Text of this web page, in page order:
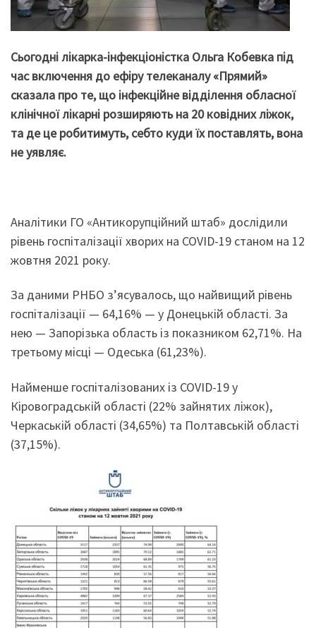
Сьогоднілікарка-інфекціоністка Ольга Кобевка під
час включення до ефіру телеканалу «Прямий»
сказала про те, що інфекційне відділення обласної
клінічної лікарні розширяють на 20 ковідних ліжок,
та де це робитимуть, себто куди їх поставлять, вона
не уявляє.
Аналітики ГО «Антикорупційний штаб» дослідили
рівень госпіталізації хворих на COVID-19 станом на 12
жовтня 2021 року.
За даними РНБО з’ясувалось, що найвищий рівень
госпіталізації — 64,16% — у Донецькій області. За
нею — Запорізька область із показником 62,71%. На
третьому місці — Одеська (61,23%).
Найменше госпіталізованих із COVID-19 у
Кіровоградській області (22% зайнятих ліжок),
Черкаській області (34,65%) та Полтавській області
(37,15%).